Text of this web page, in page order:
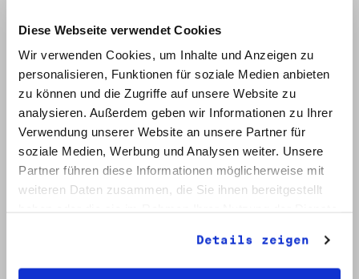
Diese Webseite verwendet Cookies
Wir verwenden Cookies, um Inhalte und Anzeigen zu
personalisieren, Funktionen für soziale Medien anbieten
zu können und die Zugriffe auf unsere Website zu
analysieren. Außerdem geben wir Informationen zu Ihrer
Verwendung unserer Website an unsere Partner für
soziale Medien, Werbung und Analysen weiter. Unsere
Partner führen diese Informationen möglicherweise mit
weiteren Daten zusammen, die Sie ihnen bereitgestellt
Details zeigen
Wegbeschreibung
Die Robert-Havemann-Gesellschaft e. V. hat
ihren Sitz in derKlosterstraße 66, 10179
Berlin, im historischen Zentrum Berlins,
unweit des Alexanderplatzes und des
Nikolaiviertels. Der neue Standort befindet
sich in einem geschichtsträchtigen
Quartier, das über Jahrhunderte hinweg das
politische und gesellschaftliche Leben
Berlins geprägt hat. Von hier aus betreibt
die Robert-Havemann-Gesellschaft das Archiv
Forschung und Veranstaltungen.
Anfahrt mit öffentlichen Verkehrsmitteln: